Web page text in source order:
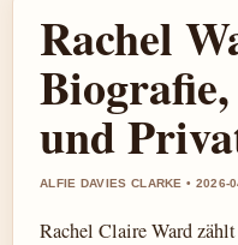
Rachel
und
ALFIE DAVIES CLARKE • 2026-
Rachel Claire Ward